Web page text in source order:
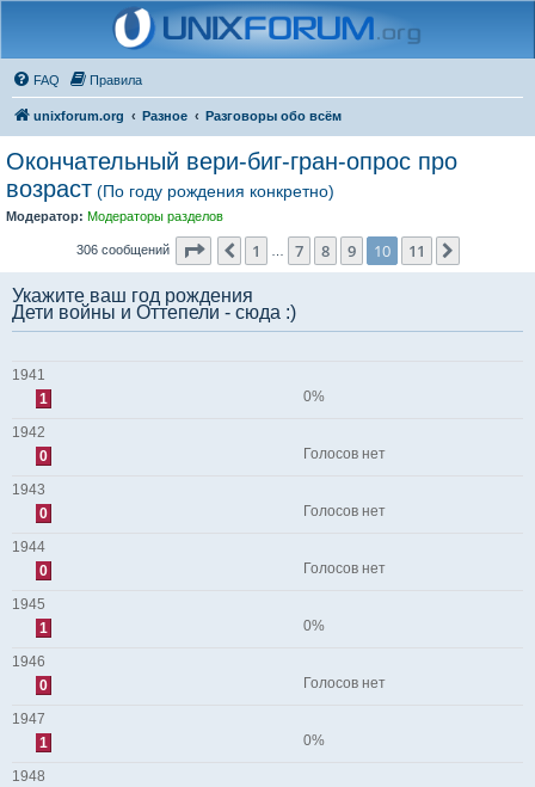
FAQ Правила
unixforum.org Разное Разговоры обо всём
Окончательный вери-биг-гран-опрос про
возраст (По году рождения конкретно)
Модератор: Модераторы разделов
306 сообщений Страница 10из11
Пред.
1 7 8 9 10 11
Укажите ваш год рождения
Дети войны и Оттепели - сюда :)
1941
1
0%
1942
0
Голосов нет
1943
0
Голосов нет
1944
0
Голосов нет
1945
1
0%
1946
0
Голосов нет
1947
1
0%
1948